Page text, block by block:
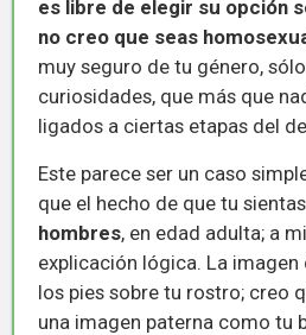
es libre de elegir su opción
no creo que seas
muy seguro de tu género,
curiosidades, que más que
ligados a ciertas etapas del
Este parece ser un caso
que el hecho de que tu
hombres, en edad adulta; a
explicación lógica. La imagen
los pies sobre tu rostro; creo
una imagen paterna como tu